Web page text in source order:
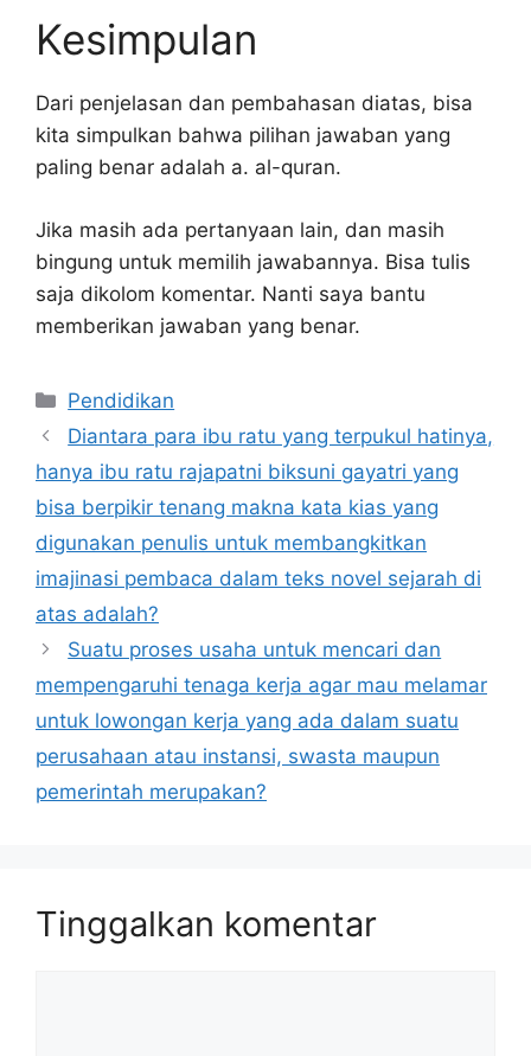
Kesimpulan
Dari penjelasan dan pembahasan diatas, bisa
kita simpulkan bahwa pilihan jawaban yang
paling benar adalah a. al-quran.
Jika masih ada pertanyaan lain, dan masih
bingung untuk memilih jawabannya. Bisa tulis
saja dikolom komentar. Nanti saya bantu
memberikan jawaban yang benar.
Kategori
Pendidikan
Diantara para ibu ratu yang terpukul hatinya,
hanya ibu ratu rajapatni biksuni gayatri yang
bisa berpikir tenang makna kata kias yang
digunakan penulis untuk membangkitkan
imajinasi pembaca dalam teks novel sejarah di
atas adalah?
Suatu proses usaha untuk mencari dan
mempengaruhi tenaga kerja agar mau melamar
untuk lowongan kerja yang ada dalam suatu
perusahaan atau instansi, swasta maupun
pemerintah merupakan?
Tinggalkan komentar